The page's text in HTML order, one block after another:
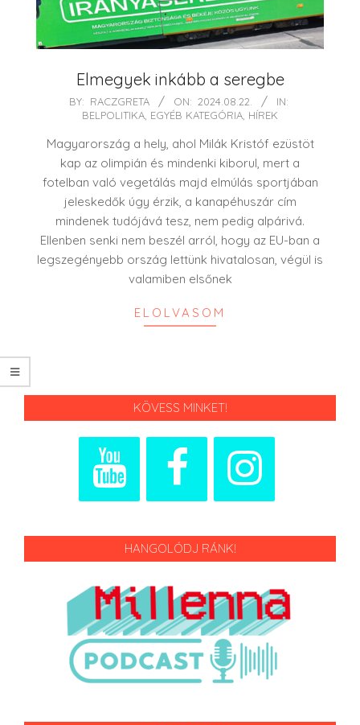
Elmegyek inkább a seregbe
22
BY: RACZGRETA ON: 2024.08.22.
IN:
BELPOLITIKA EGYÉB KATEGÓRIA HÍREK
Magyarország a hely, ahol Milák Kristóf ezüstöt
kap az olimpián és mindenki kiborul, mert a
fotelban való vegetálás majd elmúlás sportjában
jeleskedők úgy érzik, a kanapéhuszár cím
mindenek tudójává tesz, nem pedig alpárivá.
Ellenben senki nem beszél arról, hogy az EU-ban a
legszegényebb ország lettünk hivatalosan, végül is
valamiben elsőnek
ELOLVASOM
KÖVESS MINKET!
HANGOLÓDJ RÁNK!